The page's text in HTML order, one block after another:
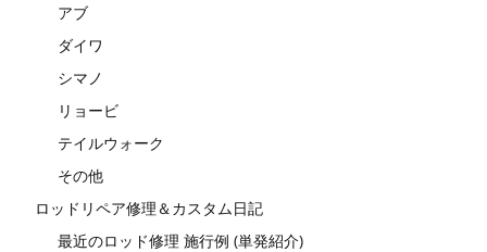
アブ
ダイワ
シマノ
リョービ
テイルウォーク
その他
ロッドリペア修理＆カスタム日記
最近のロッド修理 施行例 (単発紹介)